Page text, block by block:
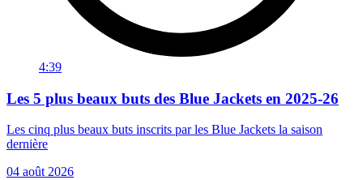
4:39
Les 5 plus beaux buts des Blue Jackets en 2025-26
Les cinq plus beaux buts inscrits par les Blue Jackets la saison
dernière
04 août 2026